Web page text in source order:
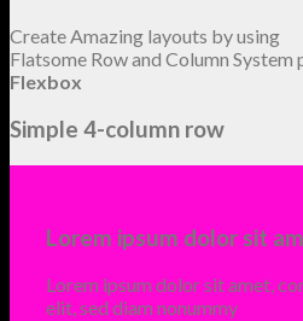
Create Amazing layouts by using
Flatsome Row and Column System
Flexbox
Simple 4-column row
Lorem ipsum dolor sit
Lorem ipsum dolor sit amet,
elit, sed diam nonummy